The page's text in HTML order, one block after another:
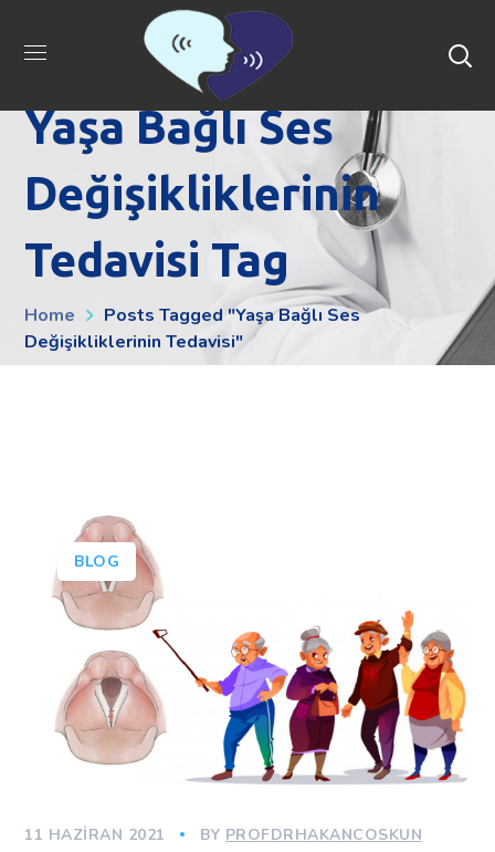
Yaşa Bağlı Ses
Değişikliklerinin
Tedavisi Tag
Home
Posts Tagged "Yaşa Bağlı Ses
Değişikliklerinin Tedavisi"
BLOG
11 HAZIRAN 2021 BY PROFDRHAKANCOSKUN